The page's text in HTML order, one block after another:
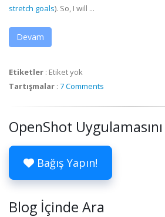
stretch goals). So, I will ...
Devam
Etiketler : Etiket yok
Tartışmalar : 7 Comments
OpenShot
Bağış Yapın!
Blog İçinde Ara